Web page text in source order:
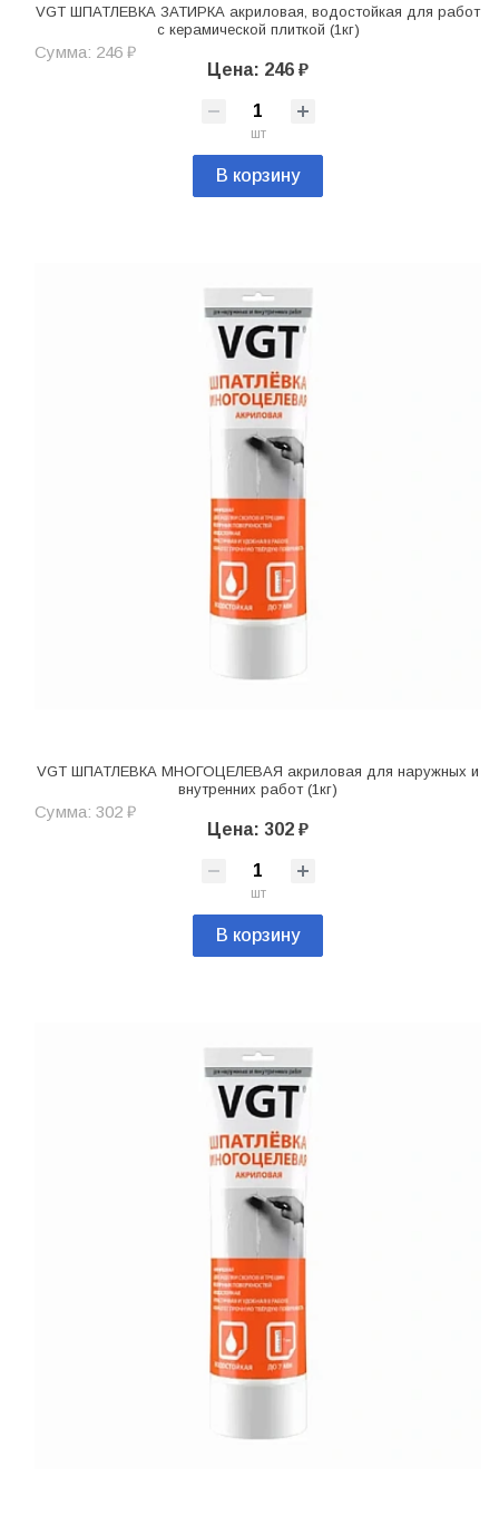
VGT ШПАТЛЕВКА ЗАТИРКА акриловая, водостойкая для работ
с керамической плиткой (1кг)
Сумма: 246 ₽
Цена: 246 ₽
шт
В корзину
VGT ШПАТЛЕВКА МНОГОЦЕЛЕВАЯ акриловая для наружных и
внутренних работ (1кг)
Сумма: 302 ₽
Цена: 302 ₽
шт
В корзину